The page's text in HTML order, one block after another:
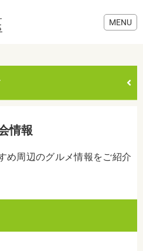
康 歯医者・病院 おでかけ
情報
め周辺のグルメ情報をご紹介